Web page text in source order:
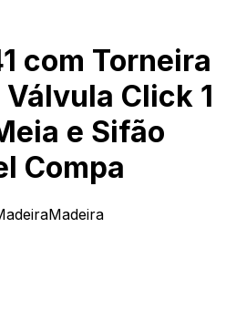
com Torneira
Válvula Click 1
e Sifão
Compa